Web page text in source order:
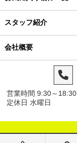
スタッフ紹介
会社概要
営業時間 9:30～18:30
定休日 水曜日